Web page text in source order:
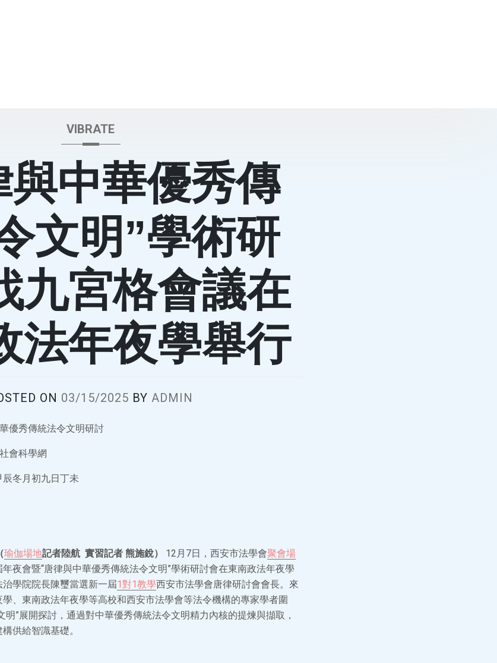
VIBRATE
與中華優秀傳
文明”學術研
九宮格會議在
法年夜學舉行
ON 03/15/2025 BY ADMIN
優秀傳統法令文明研討
會科學網
冬月初九日丁未
瑜伽場地記者陸航 實習記者 熊施銳） 12月7日，西安市法學會聚會場
夜會暨“唐律與中華優秀傳統法令文明”學術研討會在東南政法年夜學
學院院長陳璽當選新一屆1對1教學西安市法學會唐律研討會會長。來
、東南政法年夜學等高校和西安市法學會等法令機構的專家學者圍
明”展開探討，通過對中華優秀傳統法令文明精力內核的提煉與擷取，
供給智識基礎。